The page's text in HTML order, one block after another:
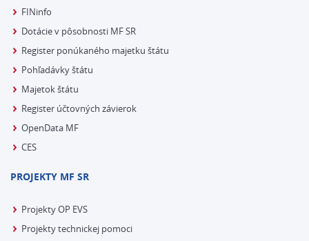
FINinfo
Dotácie v pôsobnosti MF SR
Register ponúkaného majetku štátu
Pohľadávky štátu
Majetok štátu
Register účtovných závierok
OpenData MF
CES
PROJEKTY MF SR
Projekty OP EVS
Projekty technickej pomoci